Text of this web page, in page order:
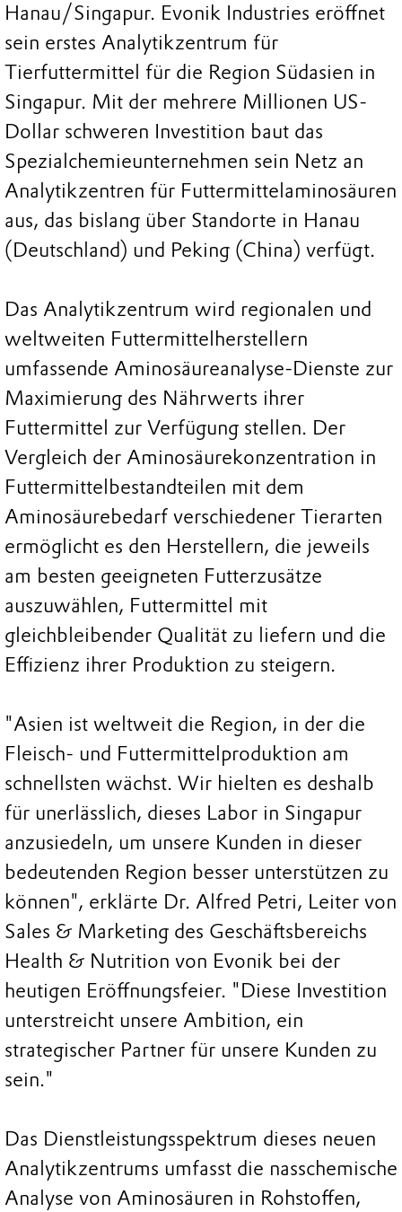
Hanau/Singapur. Evonik Industries eröffnet
sein erstes Analytikzentrum für
Tierfuttermittel für die Region Südasien in
Singapur. Mit der mehrere Millionen US-
Dollar schweren Investition baut das
Spezialchemieunternehmen sein Netz an
Analytikzentren für Futtermittelaminosäuren
aus, das bislang über Standorte in Hanau
(Deutschland) und Peking (China) verfügt.
Das Analytikzentrum wird regionalen und
weltweiten Futtermittelherstellern
umfassende Aminosäureanalyse-Dienste zur
Maximierung des Nährwerts ihrer
Futtermittel zur Verfügung stellen. Der
Vergleich der Aminosäurekonzentration in
Futtermittelbestandteilen mit dem
Aminosäurebedarf verschiedener Tierarten
ermöglicht es den Herstellern, die jeweils
am besten geeigneten Futterzusätze
auszuwählen, Futtermittel mit
gleichbleibender Qualität zu liefern und die
Effizienz ihrer Produktion zu steigern.
"Asien ist weltweit die Region, in der die
Fleisch- und Futtermittelproduktion am
schnellsten wächst. Wir hielten es deshalb
für unerlässlich, dieses Labor in Singapur
anzusiedeln, um unsere Kunden in dieser
bedeutenden Region besser unterstützen zu
können", erklärte Dr. Alfred Petri, Leiter von
Sales & Marketing des Geschäftsbereichs
Health & Nutrition von Evonik bei der
heutigen Eröffnungsfeier. "Diese Investition
unterstreicht unsere Ambition, ein
strategischer Partner für unsere Kunden zu
sein."
Das Dienstleistungsspektrum dieses neuen
Analytikzentrums umfasst die nasschemische
Analyse von Aminosäuren in Rohstoffen,